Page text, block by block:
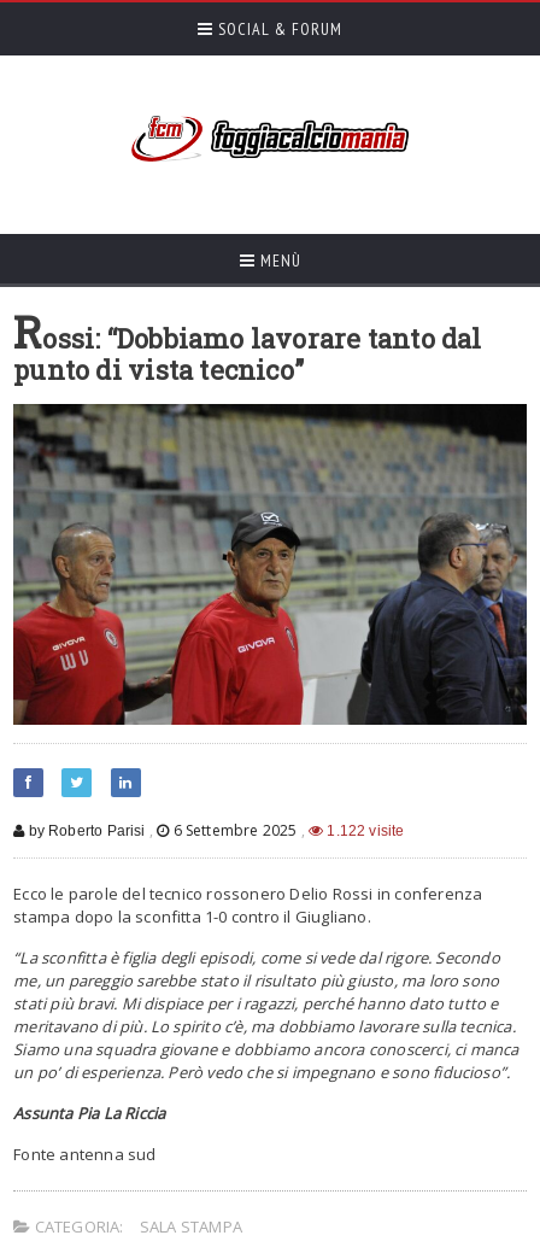
SOCIAL & FORUM
MENÙ
Rossi: “Dobbiamo lavorare tanto dal
punto di vista tecnico”
by Roberto Parisi , 6 Settembre 2025 , 1.122 visite
Ecco le parole del tecnico rossonero Delio Rossi in conferenza
stampa dopo la sconfitta 1-0 contro il Giugliano.
“La sconfitta è figlia degli episodi, come si vede dal rigore. Secondo
me, un pareggio sarebbe stato il risultato più giusto, ma loro sono
stati più bravi. Mi dispiace per i ragazzi, perché hanno dato tutto e
meritavano di più. Lo spirito c’è, ma dobbiamo lavorare sulla tecnica.
Siamo una squadra giovane e dobbiamo ancora conoscerci, ci manca
un po’ di esperienza. Però vedo che si impegnano e sono fiducioso”.
Assunta Pia La Riccia
Fonte antenna sud
CATEGORIA: SALA STAMPA